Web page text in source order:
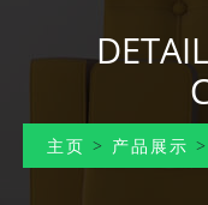
主页 > 产品展示 >